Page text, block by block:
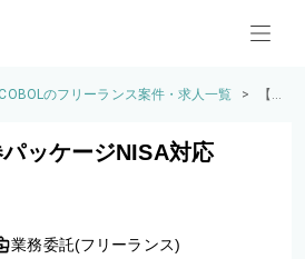
COBOLのフリーランス案件・求人一覧 >
【C
パッケージNISA対応
業務委託(フリーランス)